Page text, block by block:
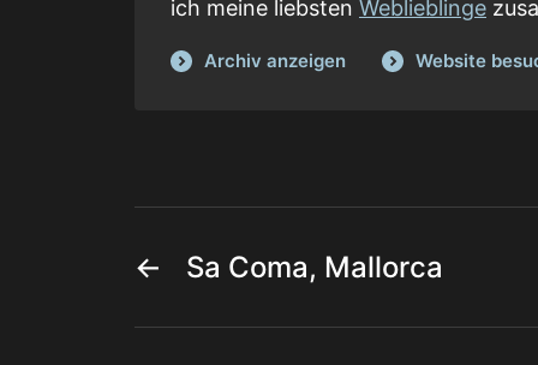
ich meine liebsten Weblieblinge
Archiv anzeigen Website
← Sa Coma, Mallorca